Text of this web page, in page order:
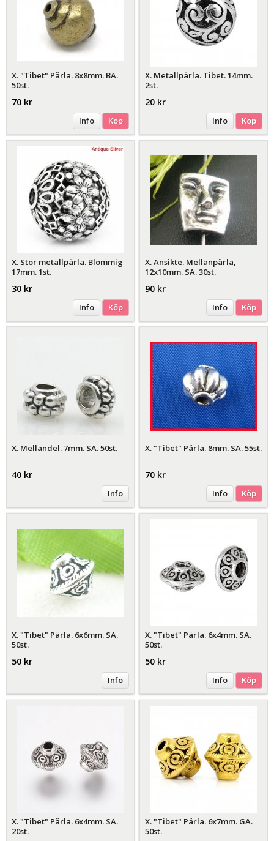
X. "Tibet" Pärla. 8x8mm. BA.
50st.
70 kr
Info Köp
X. Metallpärla. Tibet. 14mm.
2st.
20 kr
Info Köp
X. Stor metallpärla. Blommig
17mm. 1st.
30 kr
Info Köp
X. Ansikte. Mellanpärla,
12x10mm. SA. 30st.
90 kr
Info Köp
X. Mellandel. 7mm. SA. 50st.
40 kr
Info
X. "Tibet" Pärla. 8mm. SA. 55st.
70 kr
Info Köp
X. "Tibet" Pärla. 6x6mm. SA.
50st.
50 kr
Info
X. "Tibet" Pärla. 6x4mm. SA.
50st.
50 kr
Info Köp
X. "Tibet" Pärla. 6x4mm. SA.
20st.
X. "Tibet" Pärla. 6x7mm. GA.
50st.